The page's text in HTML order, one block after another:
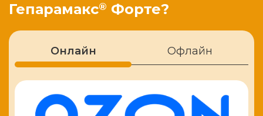
Гепарамакс® Форте?
Онлайн Офлайн